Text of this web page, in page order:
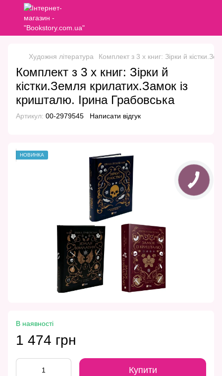
Художня література Комплект з 3 х книг: Зірки й
Комплект з 3 х книг: Зірки й
кістки.Земля крилатих.Замок із
кришталю. Ірина Грабовська
Артикул: 00-2979545 Написати відгук
НОВИНКА
В наявності
1 474 грн
Купити